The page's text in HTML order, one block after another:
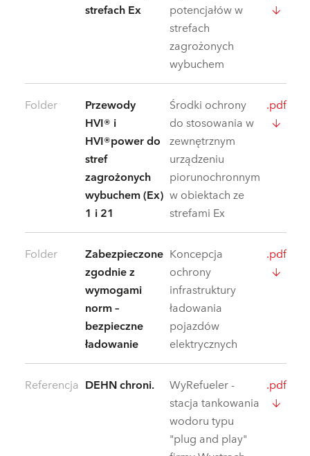
strefach Ex
potencjałów w
strefach
zagrożonych
wybuchem
Folder
Przewody
HVI® i
HVI®power do
stref
zagrożonych
wybuchem (Ex)
1 i 21
Środki ochrony
do stosowania w
zewnętrznym
urządzeniu
piorunochronnym
w obiektach ze
strefami Ex
.pdf
Folder
Zabezpieczone
zgodnie z
wymogami
norm –
bezpieczne
ładowanie
Koncepcja
ochrony
infrastruktury
ładowania
pojazdów
elektrycznych
.pdf
Referencja DEHN chroni.
WyRefueler -
stacja tankowania
wodoru typu
"plug and play"
.pdf